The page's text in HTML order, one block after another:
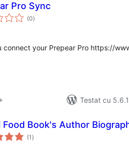
Pro Sync
(0total
aprecieri
)
connect your Prepear Pro https://
Testat cu
Food Book's Author
(1 total
aprecieri
)